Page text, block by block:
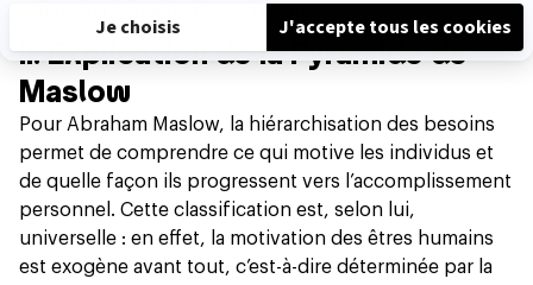
II. Explication de la Pyramide de
Maslow
Pour Abraham Maslow, la hiérarchisation des besoins
permet de comprendre ce qui motive les individus et
de quelle façon ils progressent vers l’accomplissement
personnel. Cette classification est, selon lui,
universelle : en effet, la motivation des êtres humains
est exogène avant tout, c’est-à-dire déterminée par la